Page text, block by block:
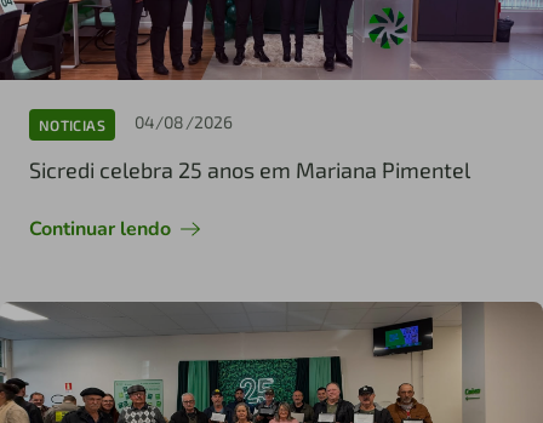
NOTICIAS 04/08/2026
Sicredi celebra 25 anos em Mariana Pimentel
Continuar lendo